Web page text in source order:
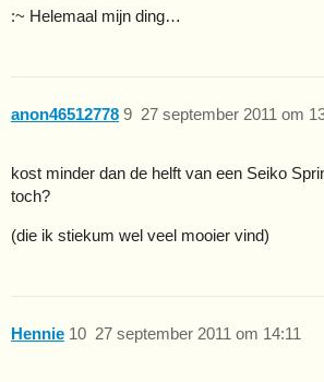
:~ Helemaal mijn ding…
anon46512778 27 september 2011 om
9
kost minder dan de helft van een Seiko
toch?
(die ik stiekum wel veel mooier vind)
Hennie 27 september 2011 om 14:11
10